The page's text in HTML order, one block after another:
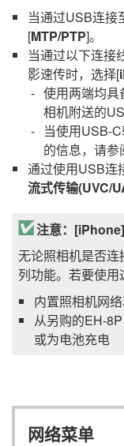
当通过USB连接
[MTP/PTP]。
当通过以下连接
影速传时，选择[
使用两端均
相机附送的
当使用USB-
的信息，请参
通过使用USB连
流式传输(UVC/
注意：[iPhone]
无论照相机是否连
列功能。若要使
内置照相机网
从另购的EH-8P
或为电池充电
网络菜单